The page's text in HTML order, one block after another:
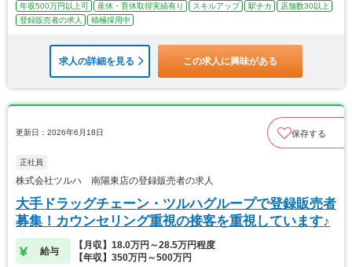
年収500万円以上可 産休・育休取得実績有り スキルアップ 駅チカ
店舗数30以上
登録販売者の求人
積極採用中
求人の詳細を見る この求人に興味がある
更新日：2026年6月18日 保存する
正社員
株式会社ツルハ 南陽東店の登録販売者の求人
大手ドラッグチェーン・ツルハグループで登録販売者
募集！カウンセリング重視の接客を重視しています♪
給与
【月収】18.0万円～28.5万円程度
【年収】350万円～500万円